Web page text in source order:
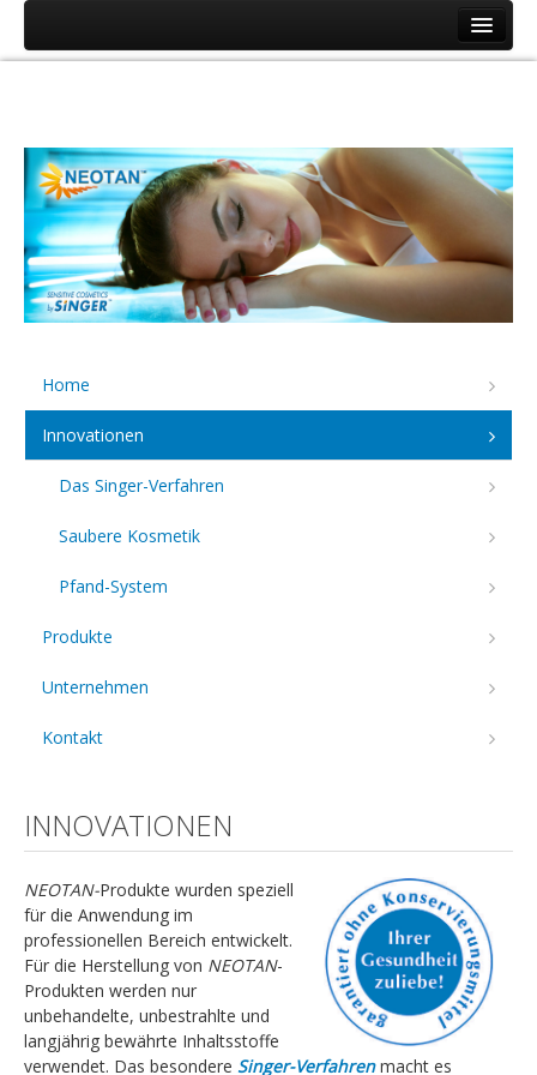
Das Singer-Verfahren
Saubere Kosmetik
Pfand-System
Produkte
Neotan 2000 Intensiv
Neotan Men Intensiv
Kontakt
Home
Innovationen
Das Singer-Verfahren
Saubere Kosmetik
Pfand-System
Produkte
Unternehmen
Kontakt
INNOVATIONEN
NEOTAN-Produkte wurden speziell
für die Anwendung im
professionellen Bereich entwickelt.
Für die Herstellung von NEOTAN-
Produkten werden nur
unbehandelte, unbestrahlte und
langjährig bewährte Inhaltsstoffe
verwendet. Das besondere Singer-Verfahrenmacht es